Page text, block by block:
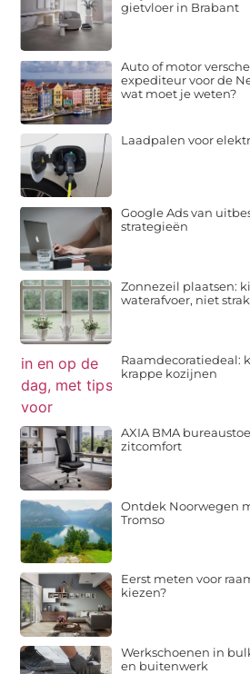
gietvloer in Brabant
Auto of motor
expediteur voor de
wat moet je weten?
Laadpalen voor
Google Ads van
strategieën
Zonnezeil plaatsen:
waterafvoer, niet
Raamdecoratiedeal:
krappe kozijnen
AXIA BMA
zitcomfort
Ontdek Noorwegen
Tromso
Eerst meten voor
kiezen?
Werkschoenen in
en buitenwerk